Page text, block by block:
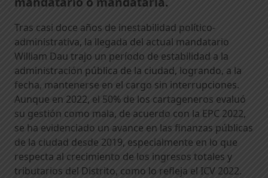
Tras casi doce años de inestabilidad político-
administrativa, la llegada del actual mandatario
William Dau trajo un período de estabilidad a la
administración pública de la ciudad, logrando, a la
fecha, mantenerse en el cargo sin interrupciones.
Aunque en 2022, el 50% de los cartageneros evaluó
su gestión como mala, de acuerdo con la EPC 2022,
se ha evidenciado un avance en las finanzas públicas
de la ciudad desde 2019, especialmente en lo que
respecta al crecimiento de los ingresos totales y
tributarios del Distrito, como lo refleja el ICV 2022.